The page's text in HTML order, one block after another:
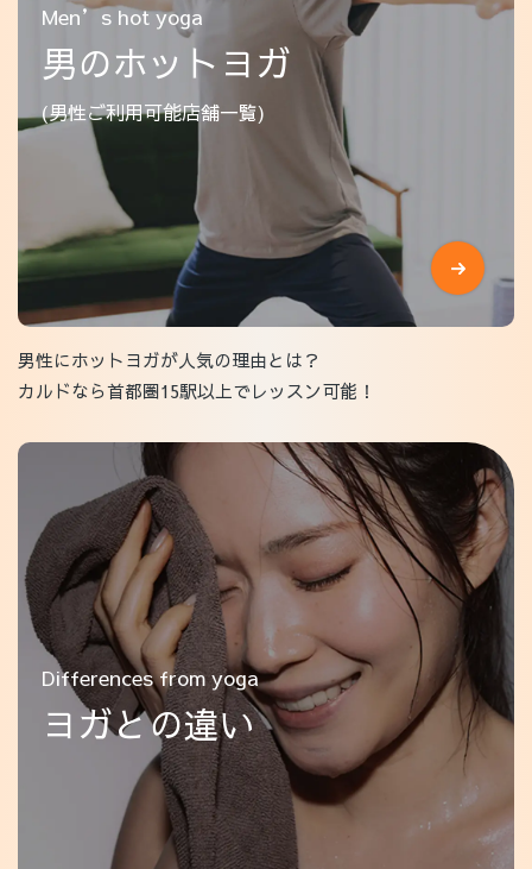
Men’s hot yoga
男のホットヨガ
(男性ご利用可能店舗一覧)
男性にホットヨガが人気の理由とは？
カルドなら首都圏15駅以上でレッスン可能！
Differences from yoga
ヨガとの違い